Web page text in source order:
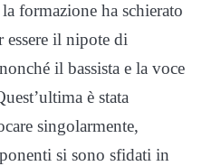
formazione ha schierato
essere il nipote di
il bassista e la voce
è stata
singolarmente,
si sono sfidati in